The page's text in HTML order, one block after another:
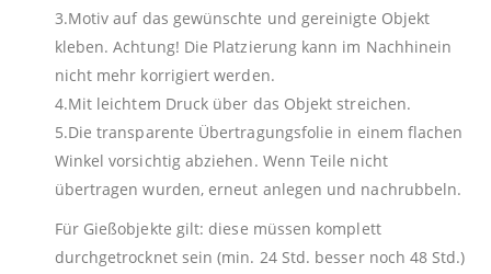
3.Motiv auf das gewünschte und gereinigte Objekt
kleben. Achtung! Die Platzierung kann im Nachhinein
nicht mehr korrigiert werden.
4.Mit leichtem Druck über das Objekt streichen.
5.Die transparente Übertragungsfolie in einem flachen
Winkel vorsichtig abziehen. Wenn Teile nicht
übertragen wurden, erneut anlegen und nachrubbeln.
Für Gießobjekte gilt: diese müssen komplett
durchgetrocknet sein (min. 24 Std. besser noch 48 Std.)